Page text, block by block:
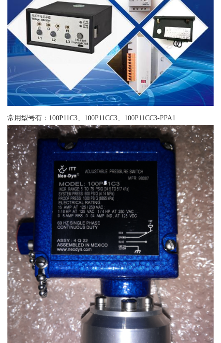
常用型号有：100P11C3、100P11CC3、100P11CC3-PPA1